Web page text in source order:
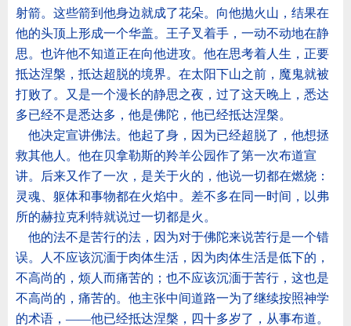
射箭。这些箭到他身边就成了花朵。向他抛火山，结果在
他的头顶上形成一个华盖。王子叉着手，一动不动地在静
思。也许他不知道正在向他进攻。他在思考着人生，正要
抵达涅槃，抵达超脱的境界。在太阳下山之前，魔鬼就被
打败了。又是一个漫长的静思之夜，过了这天晚上，悉达
多已经不是悉达多，他是佛陀，他已经抵达涅槃。
他决定宣讲佛法。他起了身，因为已经超脱了，他想拯
救其他人。他在贝拿勒斯的羚羊公园作了第一次布道宣
讲。后来又作了一次，是关于火的，他说一切都在燃烧：
灵魂、躯体和事物都在火焰中。差不多在同一时间，以弗
所的赫拉克利特就说过一切都是火。
他的法不是苦行的法，因为对于佛陀来说苦行是一个错
误。人不应该沉湎于肉体生活，因为肉体生活是低下的，
不高尚的，烦人而痛苦的；也不应该沉湎于苦行，这也是
不高尚的，痛苦的。他主张中间道路一为了继续按照神学
的术语， ——他已经抵达涅槃，四十多岁了，从事布道。